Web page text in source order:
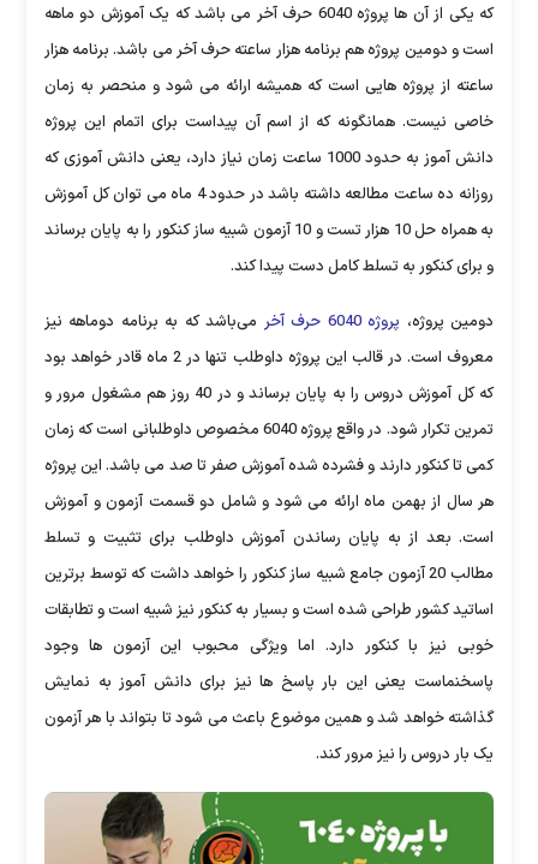
که یکی از آن ها پروژه 6040 حرف آخر می باشد که یک آموزش دو ماهه
است و دومین پروژه هم برنامه هزار ساعته حرف آخر می باشد. برنامه هزار
ساعته از پروژه هایی است که همیشه ارائه می شود و منحصر به زمان
خاصی نیست. همانگونه که از اسم آن پیداست برای اتمام این پروژه
دانش آموز به حدود 1000 ساعت زمان نیاز دارد، یعنی دانش آموزی که
روزانه ده ساعت مطالعه داشته باشد در حدود 4 ماه می توان کل آموزش
به همراه حل 10 هزار تست و 10 آزمون شبیه ساز کنکور را به پایان برساند
و برای کنکور به تسلط کامل دست پیدا کند.
دومین پروژه، پروژه 6040 حرف آخر
می‌باشد که به برنامه دوماهه نیز
معروف است. در قالب این پروژه داوطلب تنها در 2 ماه قادر خواهد بود
که کل آموزش دروس را به پایان برساند و در 40 روز هم مشغول مرور و
تمرین تکرار شود. در واقع پروژه 6040 مخصوص داوطلبانی است که زمان
کمی تا کنکور دارند و فشرده شده آموزش صفر تا صد می باشد. این پروژه
هر سال از بهمن ماه ارائه می شود و شامل دو قسمت آزمون و آموزش
است. بعد از به پایان رساندن آموزش داوطلب برای تثبیت و تسلط
مطالب 20 آزمون جامع شبیه ساز کنکور را خواهد داشت که توسط برترین
اساتید کشور طراحی شده است و بسیار به کنکور نیز شبیه است و تطابقات
خوبی نیز با کنکور دارد. اما ویژگی محبوب این آزمون ها وجود
پاسخنماست یعنی این بار پاسخ ها نیز برای دانش آموز به نمایش
گذاشته خواهد شد و همین موضوع باعث می شود تا بتواند با هر آزمون
یک بار دروس را نیز مرور کند.